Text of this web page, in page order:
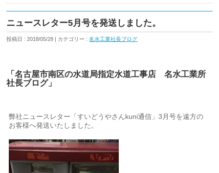
ニュースレター5月号を発送しました。
投稿日 : 2018/05/28 | カテゴリー :名水工業社長ブログ
「名古屋市南区の水道局指定水道工事店 名水工業所
社長ブログ」
弊社ニュースレター「すいどうやさんkuni通信」3月号を遠方の
お客様へ発送いたしました。